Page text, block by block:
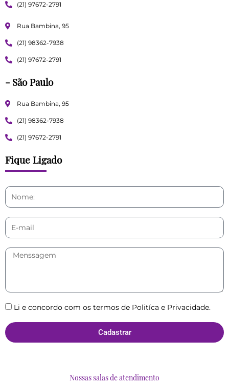
(21) 97672-2791
Rua Bambina, 95
(21) 98362-7938
(21) 97672-2791
- São Paulo
Rua Bambina, 95
(21) 98362-7938
(21) 97672-2791
Fique Ligado
Name
Email
Li e concordo com os termos de Politíca e Privacidade.
Cadastrar
Nossas salas de atendimento